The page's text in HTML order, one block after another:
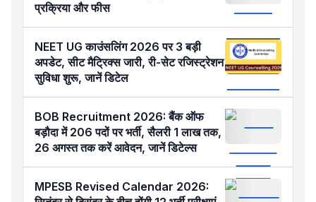
प्रक्रिया और फीस
NEET UG काउंसलिंग 2026 पर 3 बड़ी
अपडेट, सीट मैट्रिक्स जारी, री-सेट रजिस्ट्रेशन
सुविधा शुरू, जानें डिटेल
BOB Recruitment 2026: बैंक ऑफ
बड़ौदा में 206 पदों पर भर्ती, सैलरी 1 लाख तक,
26 अगस्त तक करें आवेदन, जानें डिटेल्स
MPESB Revised Calendar 2026: